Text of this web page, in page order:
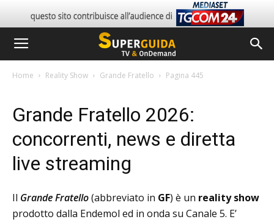
Home Reality Show Grande Fratello Pagina 445
Grande Fratello 2026:
concorrenti, news e diretta
live streaming
Il Grande Fratello(abbreviato in GF) è un reality show
prodotto dalla Endemol ed in onda su Canale 5. E’